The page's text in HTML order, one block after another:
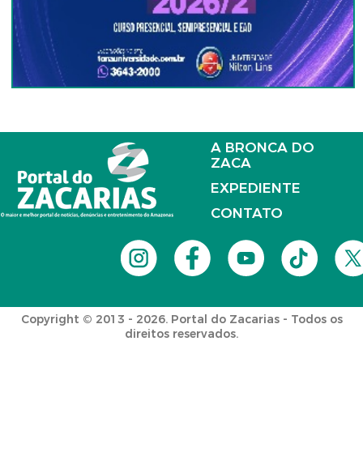
A BRONCA DO
ZACA
EXPEDIENTE
CONTATO
Copyright © 2013 - 2026. Portal do Zacarias - Todos os
direitos reservados.